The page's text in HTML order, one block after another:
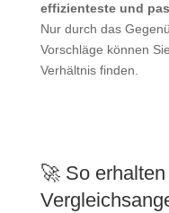
effizienteste und
Nur durch das
Vorschläge können
Verhältnis finden.
🚀 So